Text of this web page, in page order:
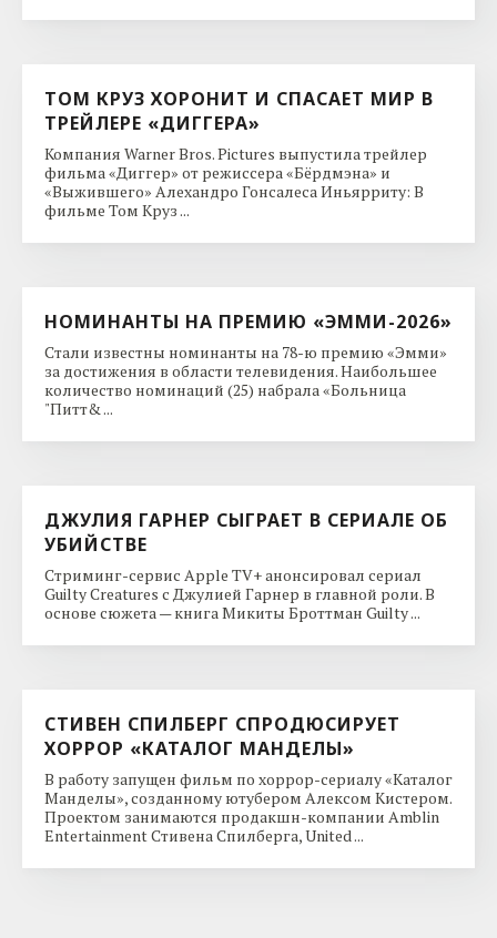
ТОМ КРУЗ ХОРОНИТ И СПАСАЕТ МИР В
ТРЕЙЛЕРЕ «ДИГГЕРА»
Компания Warner Bros. Pictures выпустила трейлер
фильма «Диггер» от режиссера «Бёрдмэна» и
«Выжившего» Алехандро Гонсалеса Иньярриту: В
фильме Том Круз ...
НОМИНАНТЫ НА ПРЕМИЮ «ЭММИ-2026»
Стали известны номинанты на 78-ю премию «Эмми»
за достижения в области телевидения. Наибольшее
количество номинаций (25) набрала «Больница
"Питт& ...
ДЖУЛИЯ ГАРНЕР СЫГРАЕТ В СЕРИАЛЕ ОБ
УБИЙСТВЕ
Стриминг-сервис Apple TV+ анонсировал сериал
Guilty Creatures с Джулией Гарнер в главной роли. В
основе сюжета — книга Микиты Броттман Guilty ...
СТИВЕН СПИЛБЕРГ СПРОДЮСИРУЕТ
ХОРРОР «КАТАЛОГ МАНДЕЛЫ»
В работу запущен фильм по хоррор-сериалу «Каталог
Манделы», созданному ютубером Алексом Кистером.
Проектом занимаются продакшн-компании Amblin
Entertainment Стивена Спилберга, United ...